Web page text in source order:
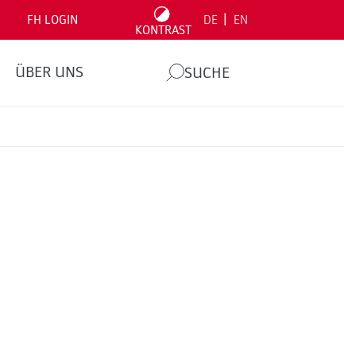
FH LOGIN
KONTRAST
DE EN
ÜBER UNS SUCHE